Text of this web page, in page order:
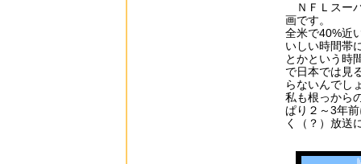
ＮＦＬスー
画です。
全米で40%近
いしい時間帯
とかという時
で日本では見
らないんでし
私も根っから
ぱり２～3年
く（？）放送